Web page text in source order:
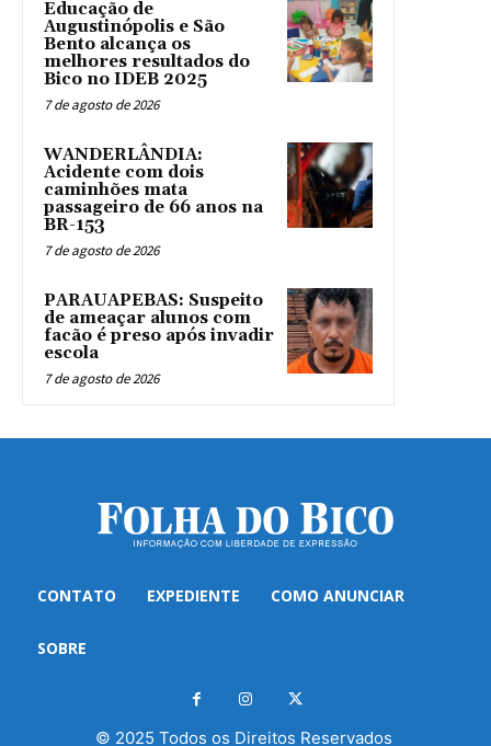
Educação de
Augustinópolis e São
Bento alcança os
melhores resultados do
Bico no IDEB 2025
7 de agosto de 2026
WANDERLÂNDIA:
Acidente com dois
caminhões mata
passageiro de 66 anos na
BR-153
7 de agosto de 2026
PARAUAPEBAS: Suspeito
de ameaçar alunos com
facão é preso após invadir
escola
7 de agosto de 2026
CONTATO EXPEDIENTE COMO ANUNCIAR
SOBRE
© 2025 Todos os Direitos Reservados